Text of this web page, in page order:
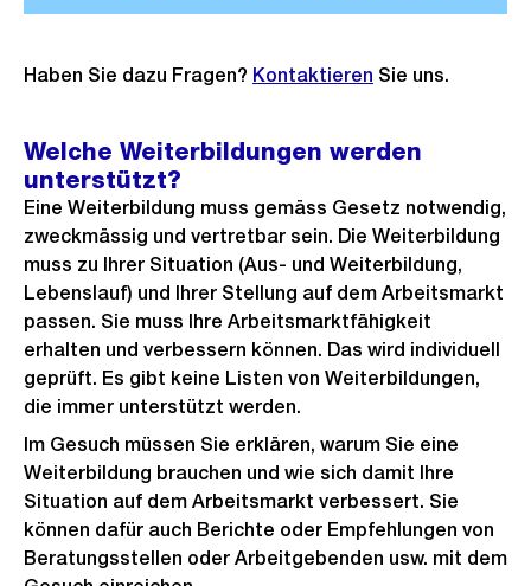
Haben Sie dazu Fragen? Kontaktieren Sie uns.
Welche Weiterbildungen werden
unterstützt?
Eine Weiterbildung muss gemäss Gesetz notwendig,
zweckmässig und vertretbar sein. Die Weiterbildung
muss zu Ihrer Situation (Aus- und Weiterbildung,
Lebenslauf) und Ihrer Stellung auf dem Arbeitsmarkt
passen. Sie muss Ihre Arbeitsmarktfähigkeit
erhalten und verbessern können. Das wird individuell
geprüft. Es gibt keine Listen von Weiterbildungen,
die immer unterstützt werden.
Im Gesuch müssen Sie erklären, warum Sie eine
Weiterbildung brauchen und wie sich damit Ihre
Situation auf dem Arbeitsmarkt verbessert. Sie
können dafür auch Berichte oder Empfehlungen von
Beratungsstellen oder Arbeitgebenden usw. mit dem